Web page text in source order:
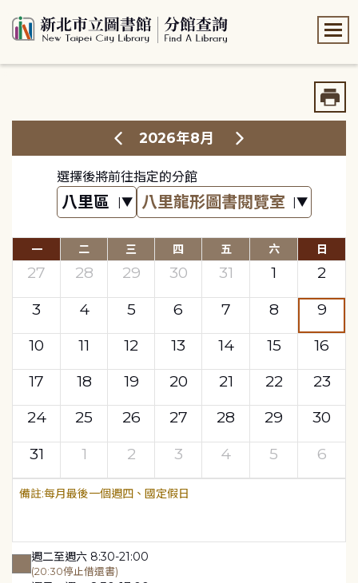
2026年8月
選擇後將前往指定的分館
一 二 三 四 五 六 日
27 28 29 30 31 1
2
3
4 5 6 7 8
9
10
11 12 13 14 15
16
17
18 19 20 21 22
23
24
25 26 27 28 29
30
31
1 2 3 4 5 6
每月最後一個週四、國定假日
週二至週六 8:30-21:00
(20:30停止借還書)